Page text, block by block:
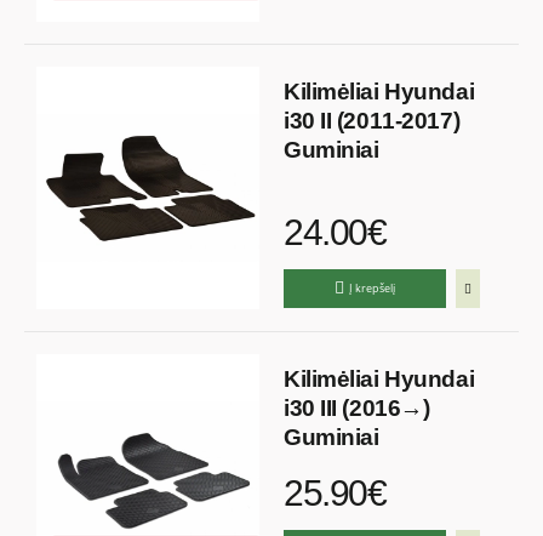
Kilimėliai Hyundai
i30 II (2011-2017)
Guminiai
24.00€
Į krepšelį
Kilimėliai Hyundai
i30 III (2016→)
Guminiai
25.90€